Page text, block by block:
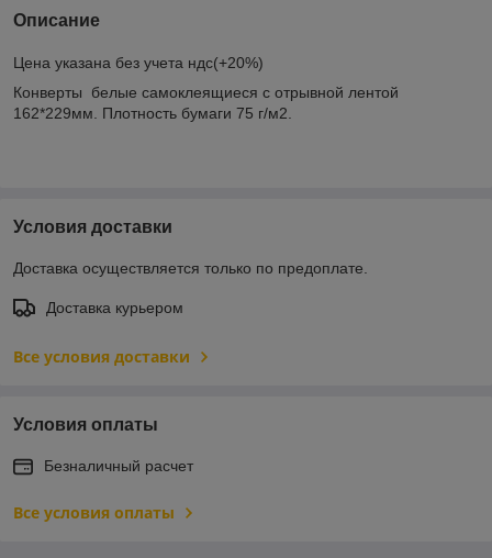
Описание
Цена указана без учета ндс(+20%)
Конверты белые самоклеящиеся с отрывной лентой
162*229мм. Плотность бумаги 75 г/м2.
Условия доставки
Доставка осуществляется только по предоплате.
Доставка курьером
Все условия доставки
Условия оплаты
Безналичный расчет
Все условия оплаты